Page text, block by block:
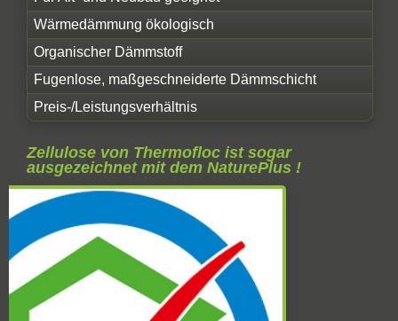
Wärmedämmung ökologisch
Organischer Dämmstoff
Fugenlose, maßgeschneiderte Dämmschicht
Preis-/Leistungsverhältnis
Zellulose von Thermofloc ist sogar
ausgezeichnet mit dem NaturePlus !